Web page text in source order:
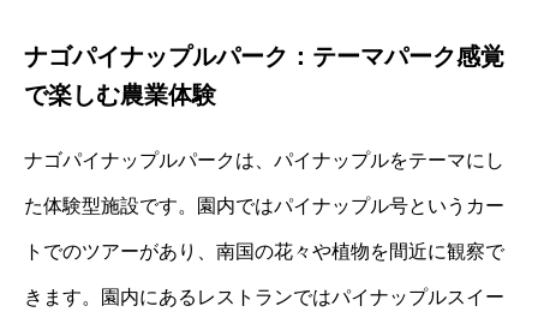
ナゴパイナップルパーク：テーマパーク感覚
で楽しむ農業体験
ナゴパイナップルパークは、パイナップルをテーマにし
た体験型施設です。園内ではパイナップル号というカー
トでのツアーがあり、南国の花々や植物を間近に観察で
きます。園内にあるレストランではパイナップルスイー